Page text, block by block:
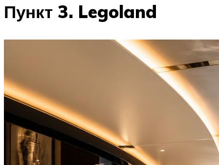
Пункт 3. Legoland